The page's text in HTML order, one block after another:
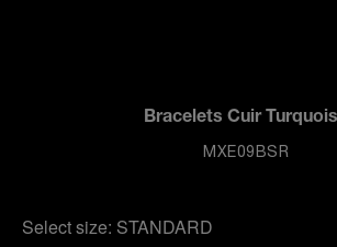
Bracelets Cuir
MXE09BSR
Select size: STANDARD